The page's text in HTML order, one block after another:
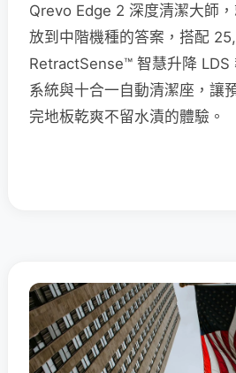
Qrevo Edge 2 深度清潔大師
放到中階機種的答案，搭配
RetractSense™ 智慧升降 LDS
系統與十合一自動清潔座，讓
完地板乾爽不留水漬的體驗。